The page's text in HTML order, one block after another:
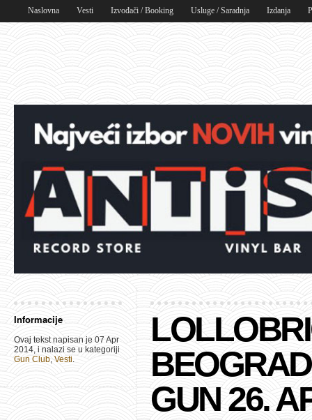
Naslovna Vesti Izvođači / Booking Usluge / Saradnja Izdanja
Informacije
Ovaj tekst napisan je 07 Apr
2014, i nalazi se u kategoriji
Gun Club, Vesti.
GUN 26.